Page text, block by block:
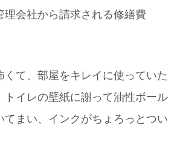
理会社から請求される修繕費
くて、部屋をキレイに使っていた
トイレの壁紙に謝って油性ボール
てまい、インクがちょろっとつい